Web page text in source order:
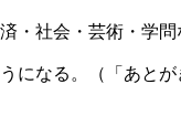
・社会・芸術・学
になる。（「あとが